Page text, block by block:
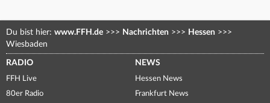
Du bist hier: www.FFH.de >>> Nachrichten >>> Hessen >>>
Wiesbaden
RADIO
FFH Live
80er Radio
NEWS
Hessen News
Frankfurt News